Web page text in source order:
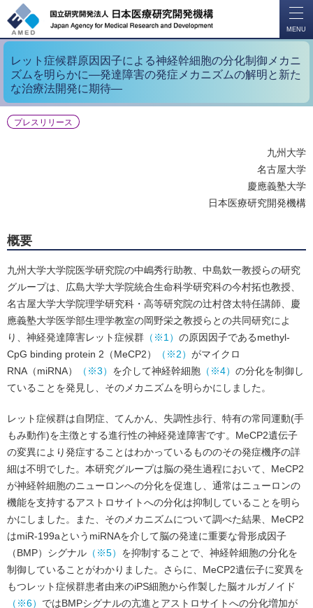
MENU
レット症候群原因因子による神経幹細胞の分化制御メカニ
ズムを明らかに―発達障害の発症メカニズムの解明と新た
な治療法開発に期待―
プレスリリース
九州大学
名古屋大学
慶應義塾大学
日本医療研究開発機構
概要
九州大学大学院医学研究院の中嶋秀行助教、中島欽一教授らの研究
グループは、広島大学大学院統合生命科学研究科の今村拓也教授、
名古屋大学大学院理学研究科・高等研究院の辻村啓太特任講師、慶
應義塾大学医学部生理学教室の岡野栄之教授らとの共同研究によ
り、神経発達障害レット症候群 （※1） の原因因子であるmethyl-
CpG binding protein 2（MeCP2）
（※2） がマイクロ
RNA（miRNA）
（※3） を介して神経幹細胞 （※4） の分化を制御し
ていることを発見し、そのメカニズムを明らかにしました。
レット症候群は自閉症、てんかん、失調性歩行、特有の常同運動(手
もみ動作)を主徴とする進行性の神経発達障害です。MeCP2遺伝子
の変異により発症することはわかっているもののその発症機序の詳
細は不明でした。本研究グループは脳の発生過程において、MeCP2
が神経幹細胞のニューロンへの分化を促進し、通常はニューロンの
機能を支持するアストロサイトへの分化は抑制していることを明ら
かにしました。また、そのメカニズムについて調べた結果、MeCP2
はmiR-199aというmiRNAを介して脳の発達に重要な骨形成因子
（BMP）シグナル （※5） を抑制することで、神経幹細胞の分化を
制御していることがわかりました。さらに、MeCP2遺伝子に変異を
もつレット症候群患者由来のiPS細胞から作製した脳オルガノイド
（※6） ではBMPシグナルの亢進とアストロサイトへの分化増加が